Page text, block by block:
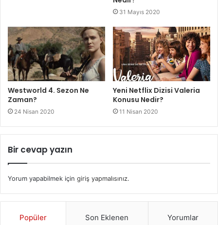
31 Mayıs 2020
Westworld 4. Sezon Ne
Zaman?
24 Nisan 2020
Yeni Netflix Dizisi Valeria
Konusu Nedir?
11 Nisan 2020
Bir cevap yazın
Yorum yapabilmek için giriş yapmalısınız.
Popüler Son Eklenen Yorumlar